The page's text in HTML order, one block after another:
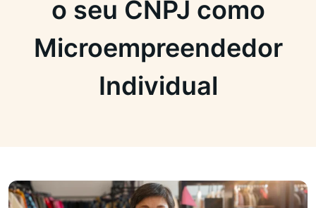
o seu CNPJ como
Microempreendedor
Individual